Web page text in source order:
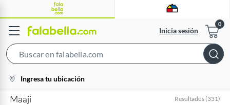
Inicia sesión
Bar
location-
icon
Ingresa tu ubicación
Maaji Resultados (331)